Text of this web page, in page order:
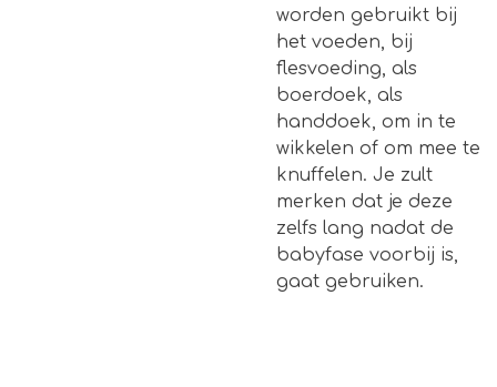
worden gebruikt bij
het voeden, bij
flesvoeding, als
boerdoek, als
handdoek, om in te
wikkelen of om mee te
knuffelen. Je zult
merken dat je deze
zelfs lang nadat de
babyfase voorbij is,
gaat gebruiken.